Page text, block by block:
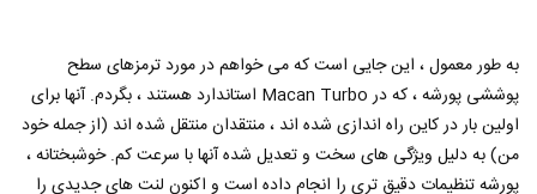
به طور معمول ، این جایی است که می خواهم در مورد ترمزهای سطح
پوششی پورشه ، که در Macan Turbo استاندارد هستند ، بگردم. آنها برای
اولین بار در کاین راه اندازی شده اند ، منتقدان منتقل شده اند (از جمله خود
من) به دلیل ویژگی های سخت و تعدیل شده آنها با سرعت کم. خوشبختانه ،
پورشه تنظیمات دقیق تری را انجام داده است و اکنون لنت های جدیدی را